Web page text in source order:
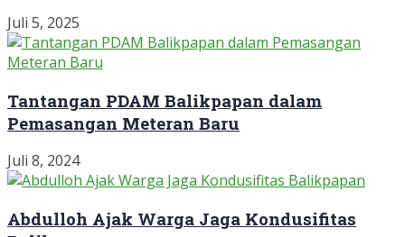
Juli 5, 2025
Tantangan PDAM Balikpapan dalam
Pemasangan Meteran Baru
Juli 8, 2024
Abdulloh Ajak Warga Jaga Kondusifitas